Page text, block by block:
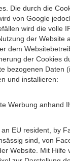
Die durch die
von Google
wird die volle
der Website
dem
der Cookies
bezogenen Daten
und installieren:
Werbung anhand
EU resident, by
sind, von
Website. Mit